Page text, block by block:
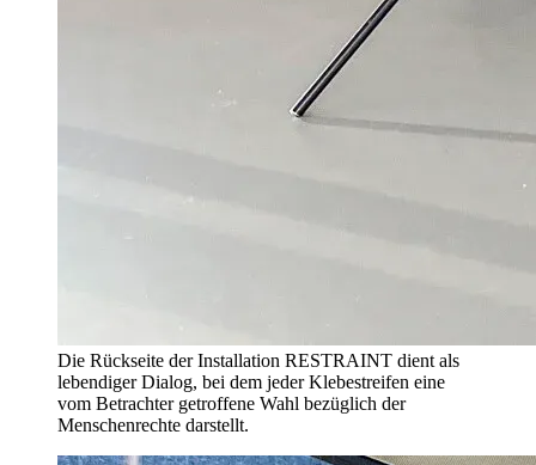
Die Rückseite der Installation RESTRAINT dient als
lebendiger Dialog, bei dem jeder Klebestreifen eine
vom Betrachter getroffene Wahl bezüglich der
Menschenrechte darstellt.